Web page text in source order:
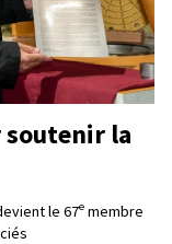
la
le 67e membre